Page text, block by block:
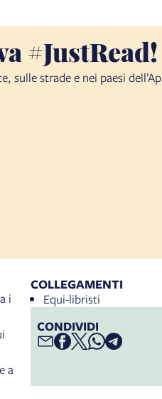
#JustRead!
sulle strade e nei paesi
i
a
COLLEGAMENTI
Equi-libristi
CONDIVIDI